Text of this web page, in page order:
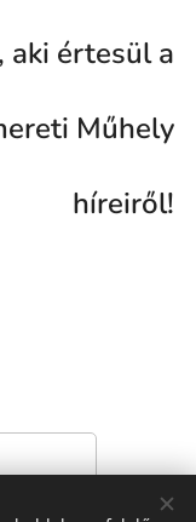
aki értesül a
Műhely
híreiről!